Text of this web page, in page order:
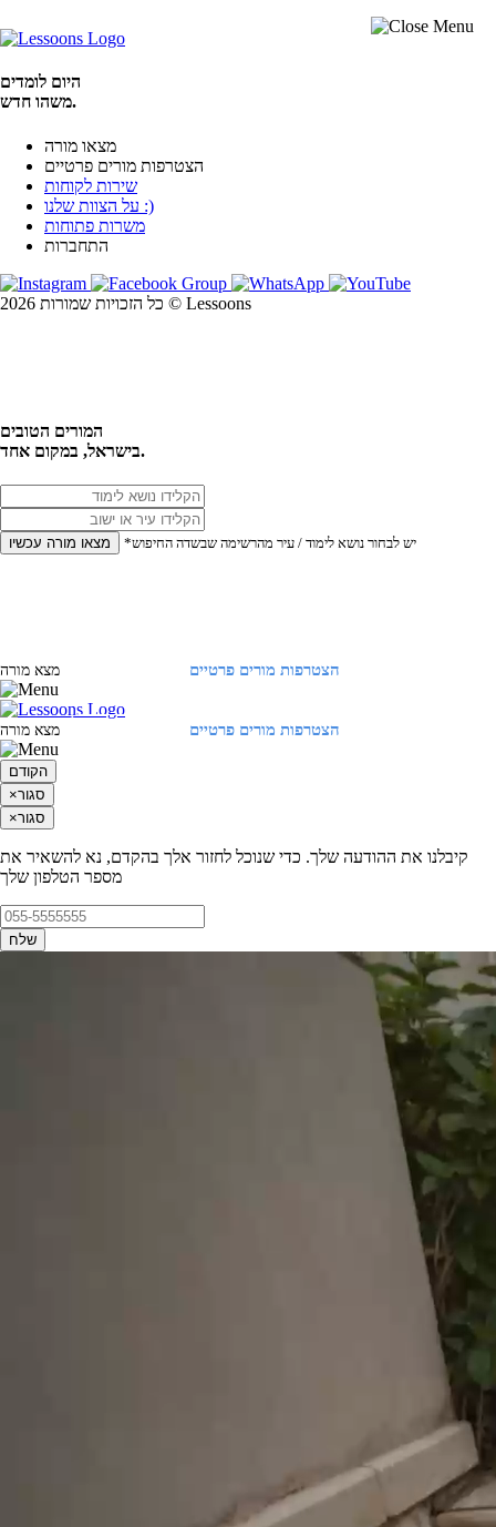
היום לומדים
משהו חדש.
מצאו מורה
הצטרפות מורים פרטיים
שירות לקוחות
על הצוות שלנו :)
משרות פתוחות
התחברות
כל הזכויות שמורות 2026 © Lessoons
המורים הטובים
בישראל, במקום אחד.
מצאו מורה עכשיו *יש לבחור נושא לימוד / עיר מהרשימה שבשדה החיפוש
הצטרפות מורים פרטיים מצא מורה
הצטרפות מורים פרטיים מצא מורה
הקודם
×סגור
×סגור
קיבלנו את ההודעה שלך. כדי שנוכל לחזור אלך בהקדם, נא להשאיר את
מספר הטלפון שלך
שלח